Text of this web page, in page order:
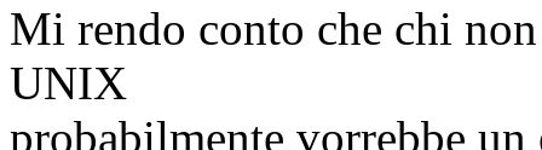
Mi rendo conto che chi
UNIX
probabilmente vorrebbe